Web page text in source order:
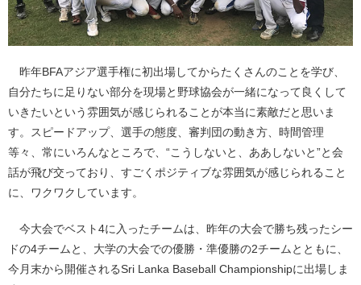
昨年BFAアジア選手権に初出場してからたくさんのことを学び、
自分たちに足りない部分を現場と野球協会が一緒になって良くして
いきたいという雰囲気が感じられることが本当に素敵だと思いま
す。スピードアップ、選手の態度、審判団の動き方、時間管理
等々、常にいろんなところで、“こうしないと、ああしないと”と会
話が飛び交っており、すごくポジティブな雰囲気が感じられること
に、ワクワクしています。
今大会でベスト4に入ったチームは、昨年の大会で勝ち残ったシー
ドの4チームと、大学の大会での優勝・準優勝の2チームとともに、
今月末から開催されるSri Lanka Baseball Championshipに出場しま